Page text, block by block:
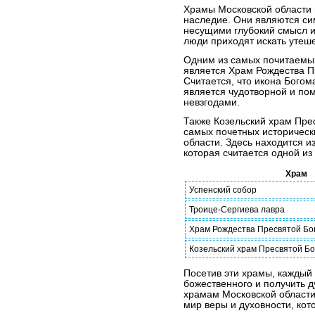
Храмы Московской области
наследие. Они являются
несущими глубокий смысл
люди приходят искать
Одним из самых
является Храм Рождества
Считается, что икона
является чудотворной и
невзгодами.
Также Козельский храм
самых почетных
области. Здесь находится
которая считается одной
Храм
Успенский собор
Троице-Сергиева лавра
Храм Рождества Пресвятой
Козельский храм Пресвятой
Посетив эти храмы, каждый
божественного и получить
храмам Московской
мир веры и духовности,